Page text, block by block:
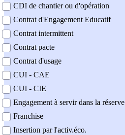
CDI de chantier ou d'opération
Contrat d'Engagement Educatif
Contrat intermittent
Contrat pacte
Contrat d'usage
CUI - CAE
CUI - CIE
Engagement à servir dans la réserve
Franchise
Insertion par l'activ.éco.